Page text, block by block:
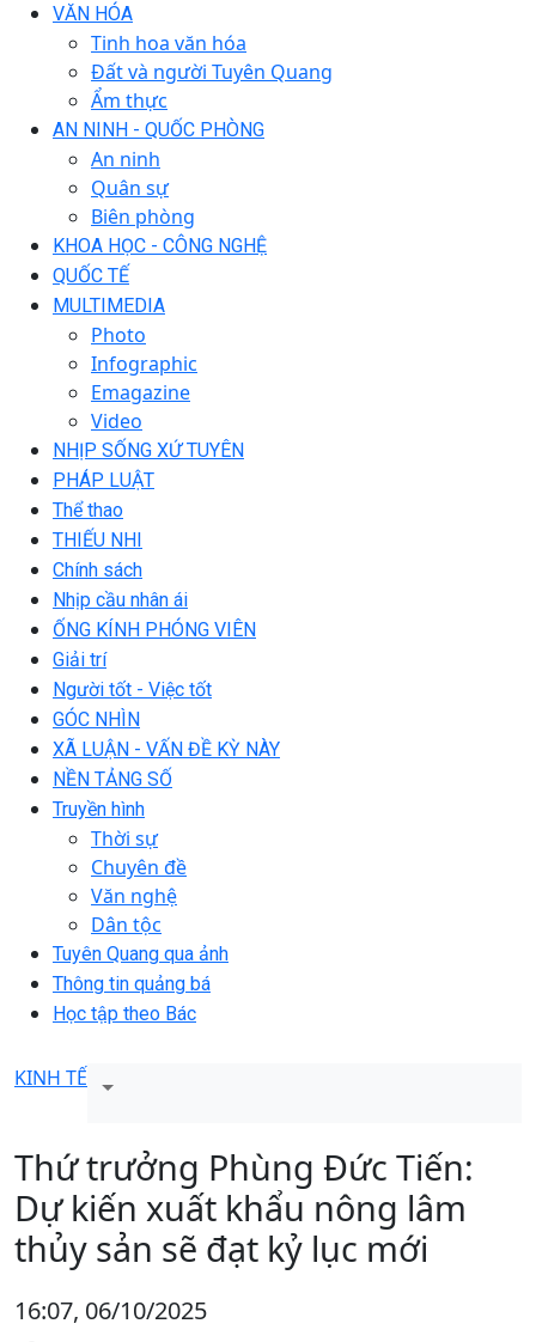
VĂN HÓA
Tinh hoa văn hóa
Đất và người Tuyên Quang
Ẩm thực
AN NINH - QUỐC PHÒNG
An ninh
Quân sự
Biên phòng
KHOA HỌC - CÔNG NGHỆ
QUỐC TẾ
MULTIMEDIA
Photo
Infographic
Emagazine
Video
NHỊP SỐNG XỨ TUYÊN
PHÁP LUẬT
Thể thao
THIẾU NHI
Chính sách
Nhịp cầu nhân ái
ỐNG KÍNH PHÓNG VIÊN
Giải trí
Người tốt - Việc tốt
GÓC NHÌN
XÃ LUẬN - VẤN ĐỀ KỲ NÀY
NỀN TẢNG SỐ
Truyền hình
Thời sự
Chuyên đề
Văn nghệ
Dân tộc
Tuyên Quang qua ảnh
Thông tin quảng bá
Học tập theo Bác
KINH TẾ
Thứ trưởng Phùng Đức Tiến:
Dự kiến xuất khẩu nông lâm
thủy sản sẽ đạt kỷ lục mới
16:07, 06/10/2025